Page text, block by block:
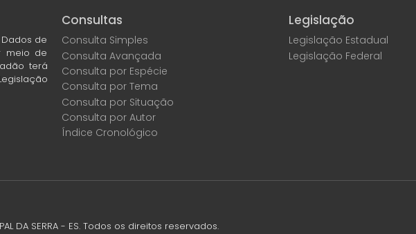
de
meio de
terá
Consultas
Consulta Simples
Consulta Avançada
Consulta por Espécie
Consulta por Tema
Consulta por Situação
Consulta por Autor
Índice Cronológico
Legislação
Legislação Estadual
Legislação Federal
DA SERRA - ES. Todos os direitos reservados.